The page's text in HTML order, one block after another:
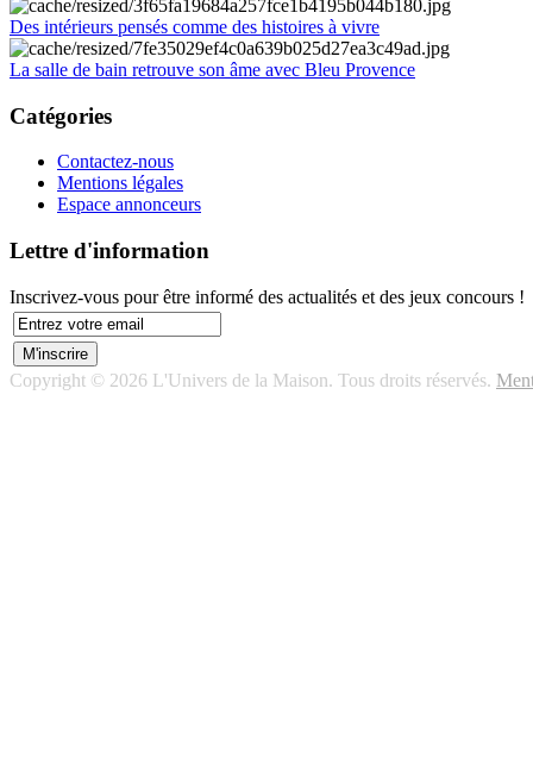
Des intérieurs pensés comme des histoires à vivre
La salle de bain retrouve son âme avec Bleu Provence
Catégories
Contactez-nous
Mentions légales
Espace annonceurs
Lettre d'information
Inscrivez-vous pour être informé des actualités et des jeux concours !
Copyright © 2026 L'Univers de la Maison. Tous droits réservés.